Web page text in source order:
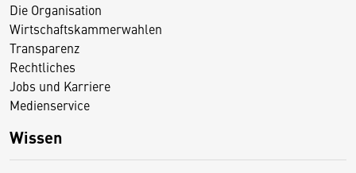
Die Organisation
Wirtschaftskammerwahlen
Transparenz
Rechtliches
Jobs und Karriere
Medienservice
Wissen